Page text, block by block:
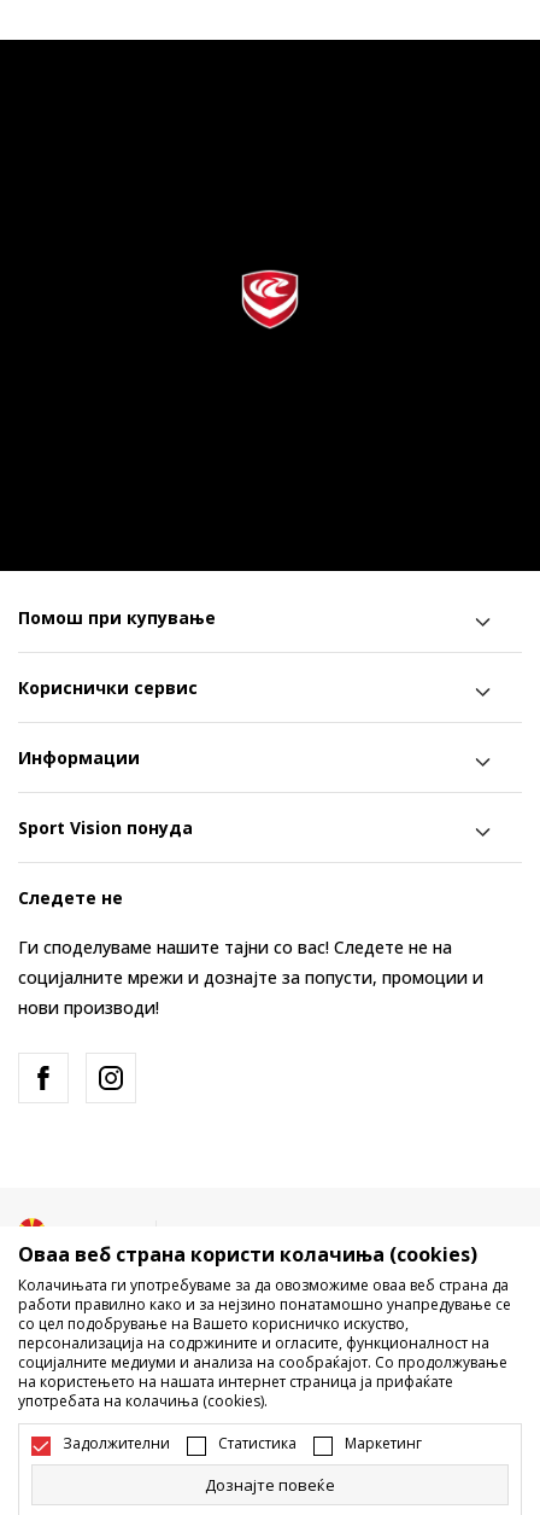
Помош при купување
Кориснички сервис
Информации
Sport Vision понуда
Следете не
Ги споделуваме нашите тајни со вас! Следете не на
социјалните мрежи и дознајте за попусти, промоции и
нови производи!
Не е дозволено превземање или користење на содржината од
интернет страните на Sport Vision, делумно или целосно a се
однесува на логоа, трговски марки, комерцијални содржини, ниту
истите да се отстапуваат на трети лица, јавно да се објавуваат или да
се користат за било какви цели, без писмена согласност од БДС.МК
Оваа веб страна користи колачиња (cookies)
Колачињата ги употребуваме за да овозможиме оваа веб страна да
работи правилно како и за нејзино понатамошно унапредување се
со цел подобрување на Вашето корисничко искуство,
персонализација на содржините и огласите, функционалност на
социјалните медиуми и анализа на сообраќајот. Со продолжување
на користењето на нашата интернет страница ја прифаќате
употребата на колачиња (cookies).
Задолжителни Статистика Маркетинг
Дознајте повеќе